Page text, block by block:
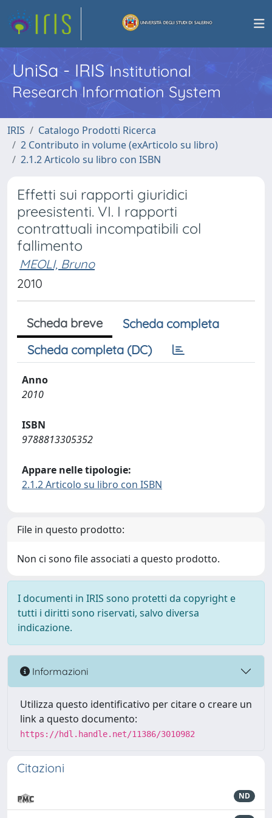
UniSa - IRISInstitutional
Research Information System
IRIS
Catalogo Prodotti Ricerca
2 Contributo in volume (exArticolo su libro)
2.1.2 Articolo su libro con ISBN
Effetti sui rapporti giuridici
preesistenti. VI. I rapporti
contrattuali incompatibili col
fallimento
MEOLI, Bruno
2010
Scheda breve
Scheda completa
Scheda completa (DC)
Anno
2010
ISBN
9788813305352
Appare nelle tipologie:
2.1.2 Articolo su libro con ISBN
File in questo prodotto:
Non ci sono file associati a questo prodotto.
I documenti in IRIS sono protetti da copyright e
tutti i diritti sono riservati, salvo diversa
indicazione.
Informazioni
Utilizza questo identificativo per citare o creare un
link a questo documento:
https://hdl.handle.net/11386/3010982
Citazioni
ND